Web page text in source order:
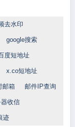
去水印
google搜索
度短地址
x.co短地址
邮箱 邮件IP查询
收信
迹